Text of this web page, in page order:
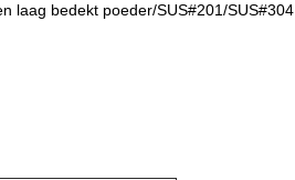
laag bedekt poeder/SUS#201/SUS#304